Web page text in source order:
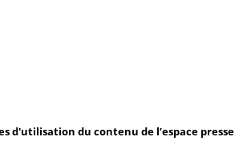
d'utilisation du contenu de l’espace presse